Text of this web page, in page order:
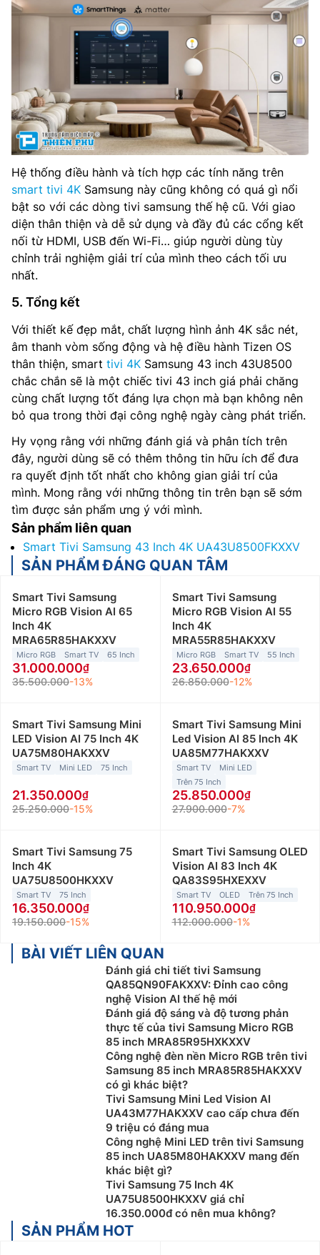
Hệ thống điều hành và tích hợp các tính năng trên
smart tivi 4K Samsung này cũng không có quá gì nổi
bật so với các dòng tivi samsung thế hệ cũ. Với giao
diện thân thiện và dễ sử dụng và đầy đủ các cổng kết
nối từ HDMI, USB đến Wi-Fi… giúp người dùng tùy
chỉnh trải nghiệm giải trí của mình theo cách tối ưu
nhất.
5. Tổng kết
Với thiết kế đẹp mắt, chất lượng hình ảnh 4K sắc nét,
âm thanh vòm sống động và hệ điều hành Tizen OS
thân thiện, smart tivi 4K Samsung 43 inch 43U8500
chắc chắn sẽ là một chiếc tivi 43 inch giá phải chăng
cùng chất lượng tốt đáng lựa chọn mà bạn không nên
bỏ qua trong thời đại công nghệ ngày càng phát triển.
Hy vọng rằng với những đánh giá và phân tích trên
đây, người dùng sẽ có thêm thông tin hữu ích để đưa
ra quyết định tốt nhất cho không gian giải trí của
mình. Mong rằng với những thông tin trên bạn sẽ sớm
tìm được sản phẩm ưng ý với mình.
Sản phẩm liên quan
Smart Tivi Samsung 43 Inch 4K UA43U8500FKXXV
SẢN PHẨM ĐÁNG QUAN TÂM
Smart Tivi Samsung
Micro RGB Vision AI 65
Inch 4K
MRA65R85HAKXXV
Micro RGB Smart TV 65 Inch
31.000.000
35.500.000-13%
Smart Tivi Samsung
Micro RGB Vision AI 55
Inch 4K
MRA55R85HAKXXV
Micro RGB Smart TV 55 Inch
23.650.000
26.850.000-12%
Smart Tivi Samsung Mini
LED Vision AI 75 Inch 4K
UA75M80HAKXXV
Smart TV Mini LED 75 Inch
21.350.000
25.250.000-15%
Smart Tivi Samsung Mini
Led Vision AI 85 Inch 4K
UA85M77HAKXXV
Smart TV
Mini LED
Trên 75 Inch
25.850.000
27.900.000-7%
Smart Tivi Samsung 75
Inch 4K
UA75U8500HKXXV
Smart TV 75 Inch
16.350.000
19.150.000-15%
Smart Tivi Samsung OLED
Vision AI 83 Inch 4K
QA83S95HXEXXV
Smart TV OLED Trên 75 Inch
110.950.000
112.000.000-1%
BÀI VIẾT LIÊN QUAN
Đánh giá chi tiết tivi Samsung
QA85QN90FAKXXV: Đỉnh cao công
nghệ Vision AI thế hệ mới
Đánh giá độ sáng và độ tương phản
thực tế của tivi Samsung Micro RGB
85 inch MRA85R95HXKXXV
Công nghệ đèn nền Micro RGB trên tivi
Samsung 85 inch MRA85R85HAKXXV
có gì khác biệt?
Tivi Samsung Mini Led Vision AI
UA43M77HAKXXV cao cấp chưa đến
9 triệu có đáng mua
Công nghệ Mini LED trên tivi Samsung
85 inch UA85M80HAKXXV mang đến
khác biệt gì?
Tivi Samsung 75 Inch 4K
UA75U8500HKXXV giá chỉ
16.350.000đ có nên mua không?
SẢN PHẨM HOT